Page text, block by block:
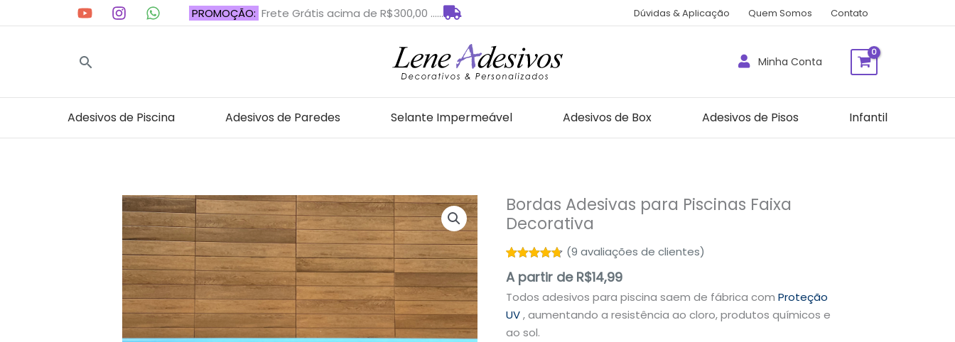
para
PROMOÇÃO: Frete Grátis acima de R$300,00 ...... Dúvidas & Aplicação Quem Somos Contato
Pesquisar Minha Conta
Adesivos de Piscina Adesivos de Paredes Selante Impermeável Adesivos de Box Adesivos de Pisos Infantil
Bordas Adesivas para Piscinas Faixa
Decorativa
como 4.67
baseado
em
avaliações
de
(9 avaliações de clientes)
A partir de R$14,99
Todos adesivos para piscina saem de fábrica com Proteção
UV, aumentando a resistência ao cloro, produtos químicos e
ao sol.
Bordas
Adesivas
Piscinas
Faixa
Decorativa
quantidade